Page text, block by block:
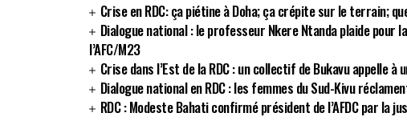
Crise en RDC: ça piétine à Doha; ça crépite sur le terrain;
Dialogue national : le professeur Nkere Ntanda plaide
l’AFC/M23
Crise dans l’Est de la RDC : un collectif de Bukavu appelle
Dialogue national en RDC : les femmes du Sud-Kivu
RDC : Modeste Bahati confirmé président de l’AFDC par la